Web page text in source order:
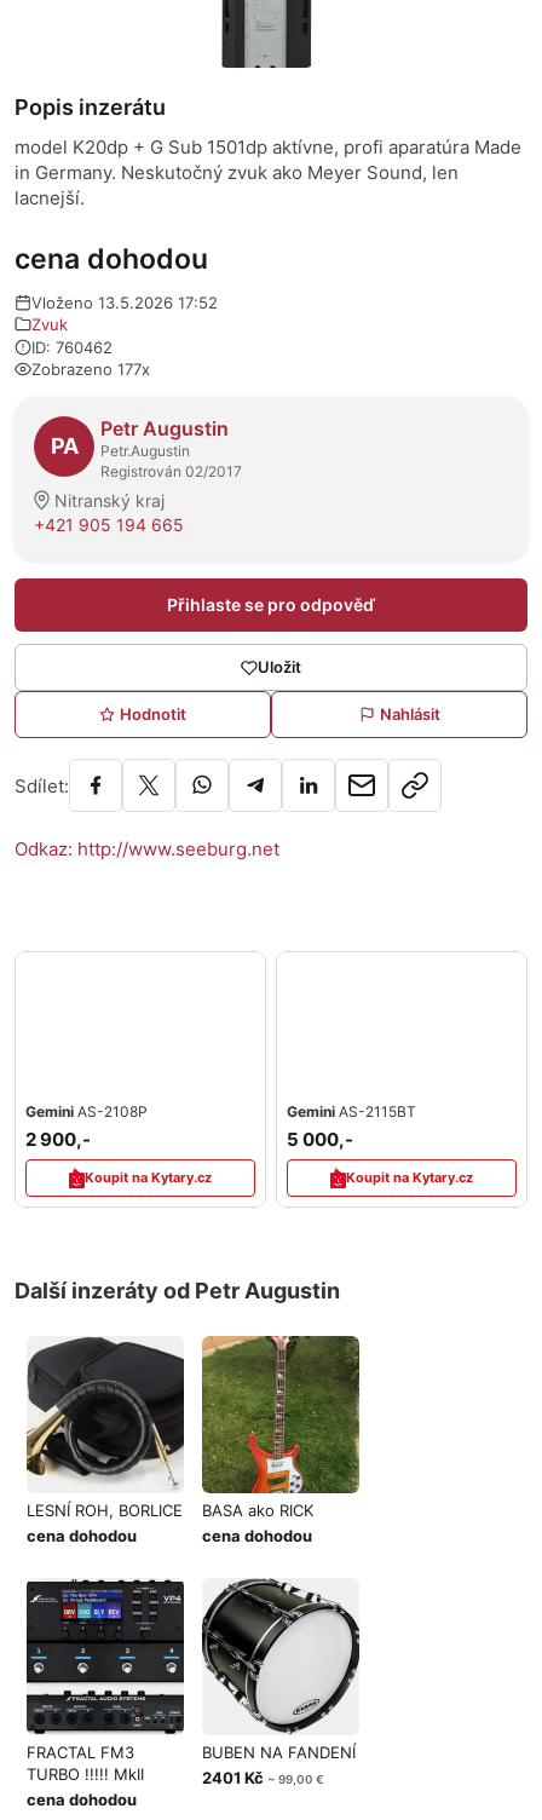
cena dohodou
Vloženo 13.5.2026 17:52
Zvuk
ID: 760462
Zobrazeno 177x
O prodejci
PA
Petr Augustin
Petr.Augustin
Registrován 02/2017
Nitranský kraj
+421 905 194 665
Přihlaste se pro odpověď
Uložit
Hodnotit Nahlásit
Sdílet:
Popis inzerátu
model K20dp + G Sub 1501dp aktívne, profi aparatúra Made
in Germany. Neskutočný zvuk ako Meyer Sound, len
lacnejší.
Odkaz: http://www.seeburg.net
Gemini AS-2108P
2 900,-
Koupit na Kytary.cz
Gemini AS-2115BT
5 000,-
Koupit na Kytary.cz
Další inzeráty od Petr Augustin
LESNÍ ROH, BORLICE
cena dohodou
BASA ako RICK
cena dohodou
FRACTAL FM3
TURBO !!!!! MkII
cena dohodou
BUBEN NA FANDENÍ
2401 Kč ~ 99,00 €